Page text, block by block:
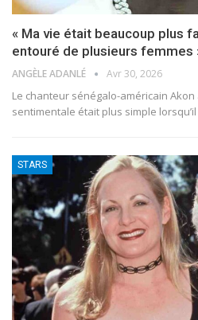
« Ma vie était beaucoup plus
entouré de plusieurs femmes
ANGÈLE ADANLÉ Avr 30, 2026
Le chanteur sénégalo-américain
sentimentale était plus simple
STARS